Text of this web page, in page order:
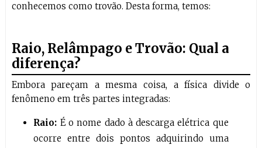
conhecemos como trovão. Desta forma, temos:
Raio, Relâmpago e Trovão: Qual a
diferença?
Embora pareçam a mesma coisa, a física divide o
fenômeno em três partes integradas:
Raio: É o nome dado à descarga elétrica que
ocorre entre dois pontos adquirindo uma